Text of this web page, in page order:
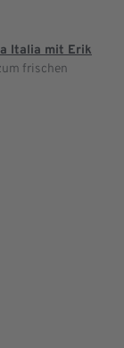
Italia mit Erik
frischen